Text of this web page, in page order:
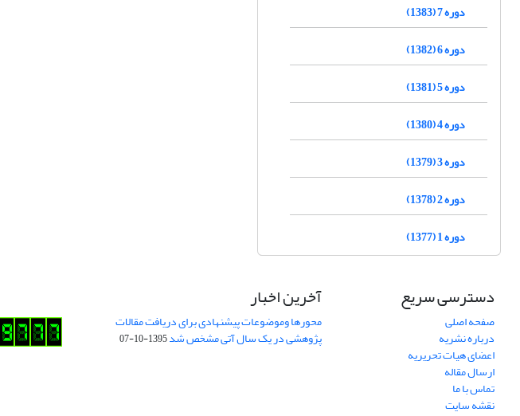
دوره 7 (1383)
دوره 6 (1382)
دوره 5 (1381)
دوره 4 (1380)
دوره 3 (1379)
دوره 2 (1378)
دوره 1 (1377)
دسترسی سریع
صفحه اصلی
درباره نشریه
اعضای هیات تحریریه
ارسال مقاله
تماس با ما
نقشه سایت
آخرین اخبار
محورها وموضوعات پیشنهادی برای دریافت مقالات
پژوهشی در یک سال آتی مشخص شد1395-10-07